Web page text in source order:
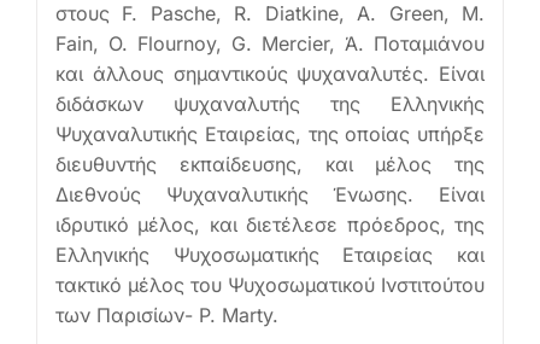
στους F. Pasche, R. Diatkine, A. Green, M.
Fain, O. Flournoy, G. Mercier, Ά. Ποταμιάνου
και άλλους σημαντικούς ψυχαναλυτές. Είναι
διδάσκων ψυχαναλυτής της Ελληνικής
Ψυχαναλυτικής Εταιρείας, της οποίας υπήρξε
διευθυντής εκπαίδευσης, και μέλος της
Διεθνούς Ψυχαναλυτικής Ένωσης. Είναι
ιδρυτικό μέλος, και διετέλεσε πρόεδρος, της
Ελληνικής Ψυχοσωματικής Εταιρείας και
τακτικό μέλος του Ψυχοσωματικού Ινστιτούτου
των Παρισίων- P. Marty.